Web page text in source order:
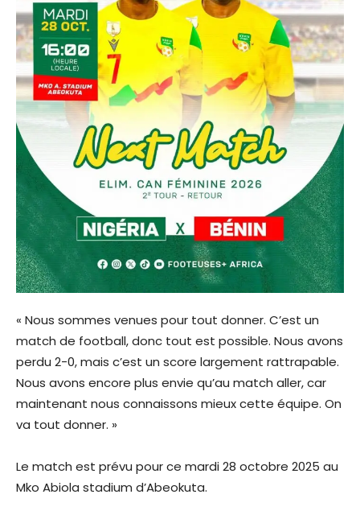
« Nous sommes venues pour tout donner. C’est un
match de football, donc tout est possible. Nous avons
perdu 2-0, mais c’est un score largement rattrapable.
Nous avons encore plus envie qu’au match aller, car
maintenant nous connaissons mieux cette équipe. On
va tout donner. »
Le match est prévu pour ce mardi 28 octobre 2025 au
Mko Abiola stadium d’Abeokuta.